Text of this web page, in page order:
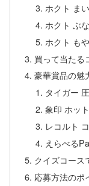
ホクト ま
ホクト ぶ
ホクト も
買って当たる
豪華賞品の魅
タイガー
象印 ホッ
レコルト
えらべる
クイズコース
応募方法のポ